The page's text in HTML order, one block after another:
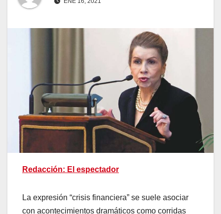
Redacción: El espectador
La expresión “crisis financiera” se suele asociar
con acontecimientos dramáticos como corridas